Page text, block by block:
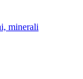
minerali